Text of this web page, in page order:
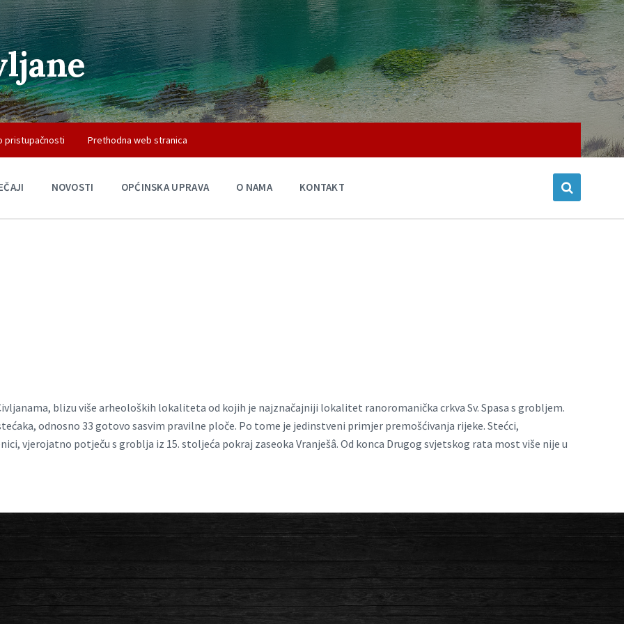
pristupačnosti Prethodna web stranica
NOVOSTI OPĆINSKA UPRAVA O NAMA KONTAKT
blizu više arheoloških lokaliteta od kojih je najznačajniji lokalitet ranoromanička crkva Sv. Spasa s grobljem.
odnosno 33 gotovo sasvim pravilne ploče. Po tome je jedinstveni primjer premošćivanja rijeke. Stećci,
vjerojatno potječu s groblja iz 15. stoljeća pokraj zaseoka Vranješâ. Od konca Drugog svjetskog rata most više nije u